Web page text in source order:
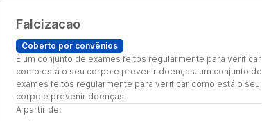
Falcizacao
Coberto por convênios
É um conjunto de exames feitos regularmente para verificar
como está o seu corpo e prevenir doenças. um conjunto de
exames feitos regularmente para verificar como está o seu
corpo e prevenir doenças.
A partir de: